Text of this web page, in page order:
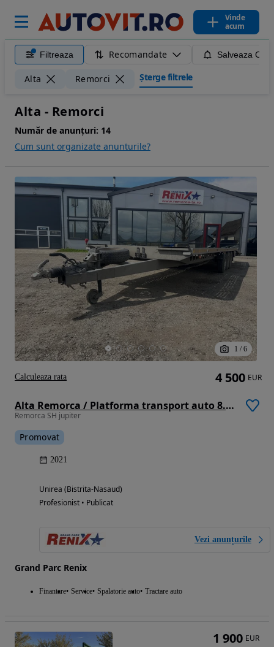
Vinde
acum
Filtreaza Recomandate Salveaza
Alta Remorci Șterge filtrele
Alta - Remorci
Număr de anunțuri: 14
Cum sunt organizate anunturile?
1 / 6
Alta Remorca / Platforma transport auto 8.5m 3500kg STIM
Remorca SH jupiter
Promovat
2021
Unirea (Bistrita-Nasaud)
Profesionist • Publicat
Vezi anunțurile
Grand Parc Renix
Finantare Service Spalatorie auto Tractare auto
4 500 EUR
Calculeaza rata
1 900 EUR